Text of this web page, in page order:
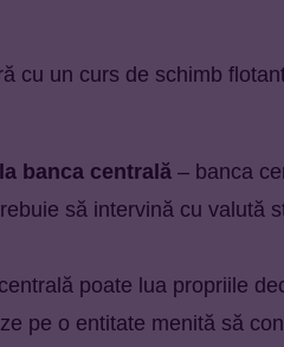
cu un curs de schimb
banca centrală – banca
să intervină cu valută
poate lua propriile
pe o entitate menită să